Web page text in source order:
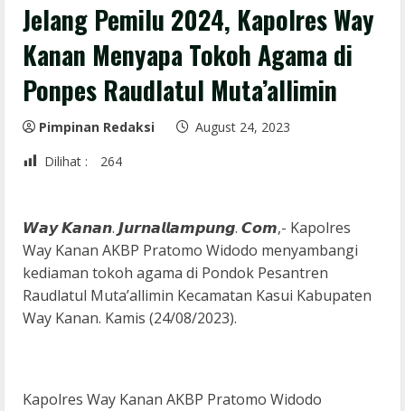
Jelang Pemilu 2024, Kapolres Way
Kanan Menyapa Tokoh Agama di
Ponpes Raudlatul Muta’allimin
Pimpinan Redaksi
August 24, 2023
Dilihat :
264
𝙒𝙖𝙮 𝙆𝙖𝙣𝙖𝙣. 𝙅𝙪𝙧𝙣𝙖𝙡𝙡𝙖𝙢𝙥𝙪𝙣𝙜. 𝘾𝙤𝙢,- Kapolres
Way Kanan AKBP Pratomo Widodo menyambangi
kediaman tokoh agama di Pondok Pesantren
Raudlatul Muta’allimin Kecamatan Kasui Kabupaten
Way Kanan. Kamis (24/08/2023).
Kapolres Way Kanan AKBP Pratomo Widodo